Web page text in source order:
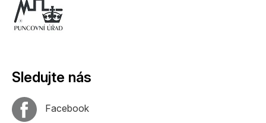
Sledujte nás
Facebook